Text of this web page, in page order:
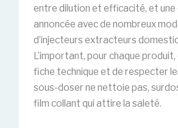
entre dilution et efficacité, et
annoncée avec de nombreux
d’injecteurs extracteurs
L’important, pour chaque
fiche technique et de respecter
sous-doser ne nettoie pas,
film collant qui attire la saleté.